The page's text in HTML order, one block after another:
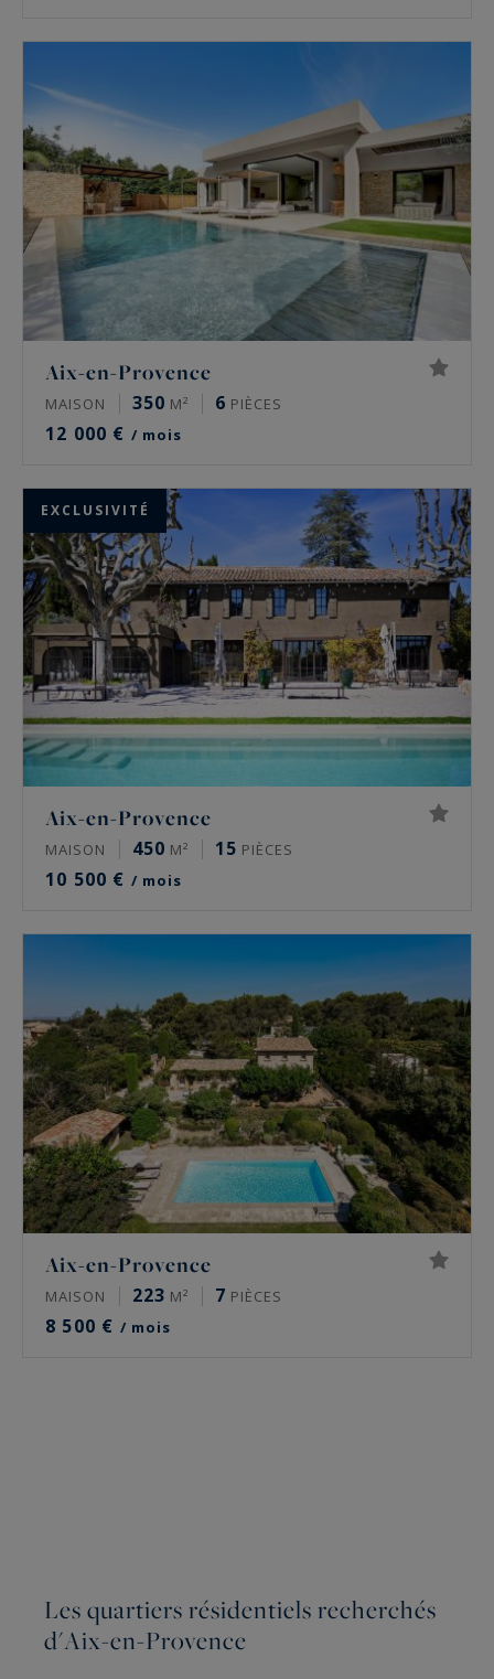
Aix-en-Provence
MAISON 350 M² 6 PIÈCES
12 000 € / mois
EXCLUSIVITÉ
Aix-en-Provence
MAISON 450 M² 15 PIÈCES
10 500 € / mois
Aix-en-Provence
MAISON 223 M² 7 PIÈCES
8 500 € / mois
Les quartiers résidentiels recherchés
d'Aix-en-Provence